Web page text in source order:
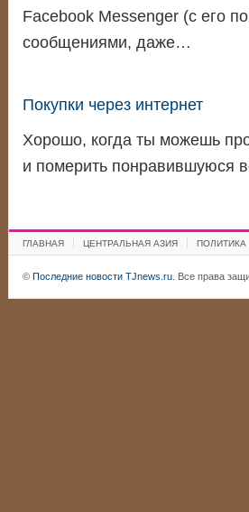
Facebook Messenger (с его
сообщениями, даже…
Покупки через интернет
Хорошо, когда ты можешь
и померить понравившуюся
ГЛАВНАЯ ЦЕНТРАЛЬНАЯ АЗИЯ ПОЛИТИКА
© Последние новости TJnews.ru. Все права